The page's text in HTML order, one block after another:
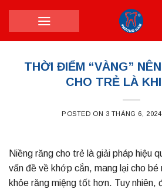
THỜI ĐIỂM “VÀNG”
CHO TRẺ LÀ
POSTED ON 3 THÁNG 6, 2024
Niềng răng cho trẻ là giải pháp hiệu
vấn đề về khớp cắn, mang lại cho
khỏe răng miệng tốt hơn. Tuy nhiên,